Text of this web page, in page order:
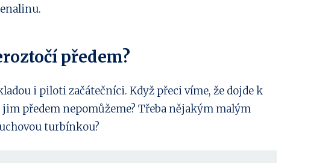
předem?
i piloti začátečníci. Když přeci víme, že dojde k
předem nepomůžeme? Třeba nějakým malým
turbínkou?